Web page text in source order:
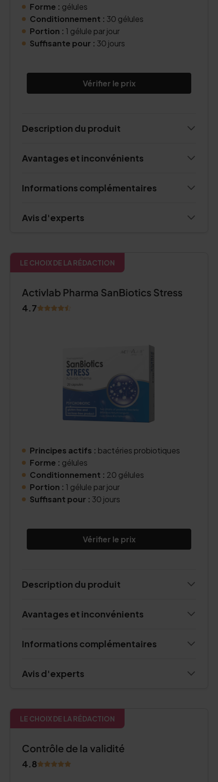
Forme : gélules
Conditionnement : 30 gélules
Portion : 1 gélule par jour
Suffisante pour : 30 jours
Vérifier le prix
Description du produit
Avantages et inconvénients
Informations complémentaires
Avis d'experts
LE CHOIX DE LA RÉDACTION
Activlab Pharma SanBiotics Stress
4.7
Principes actifs : bactéries probiotiques
Forme : gélules
Conditionnement : 20 gélules
Portion : 1 gélule par jour
Suffisant pour : 30 jours
Vérifier le prix
Description du produit
Avantages et inconvénients
Informations complémentaires
Avis d'experts
LE CHOIX DE LA RÉDACTION
Contrôle de la validité
4.8